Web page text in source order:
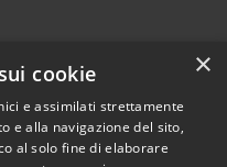
×
cookie
e assimilati strettamente
e alla navigazione del sito,
al solo fine di elaborare